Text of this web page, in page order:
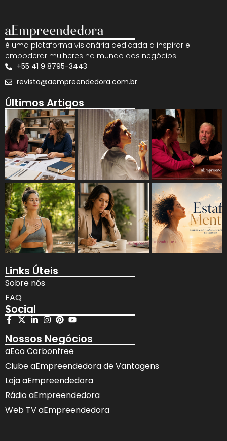
é uma plataforma visionária dedicada a inspirar e
empoderar mulheres no mundo dos negócios.
+55 41 9 8795-3443
revista@aempreendedora.com.br
Últimos Artigos
Links Úteis
Sobre nós
FAQ
Social
Nossos Negócios
aEco Carbonfree
Clube aEmpreendedora de Vantagens
Loja aEmpreendedora
Rádio aEmpreendedora
Web TV aEmpreendedora